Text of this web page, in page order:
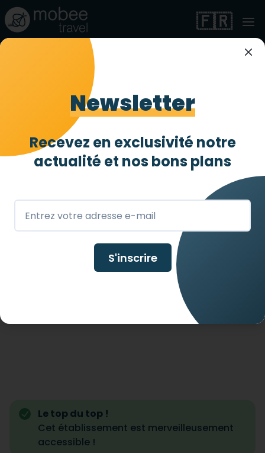
🇫🇷
Résidence
médicalisée à
Barcelone
Entièrement accessible4 abeilles/ 4
Barcelona ,ES
Le top du top !
Cet établissement est merveilleusement
accessible !
Newsletter
Recevez en exclusivité notre
actualité et nos bons plans
S'inscrire